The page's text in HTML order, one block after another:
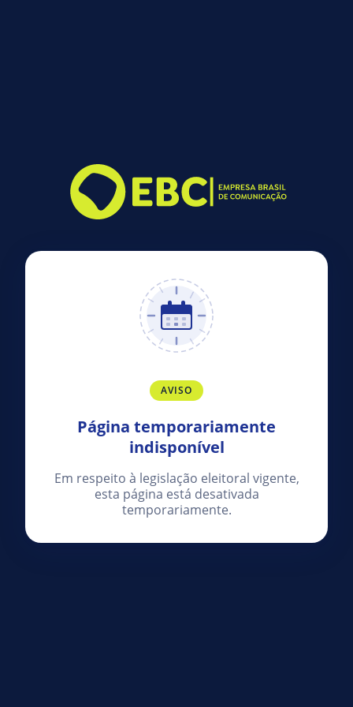
AVISO
Página temporariamente
indisponível
Em respeito à legislação eleitoral vigente,
esta página está desativada
temporariamente.